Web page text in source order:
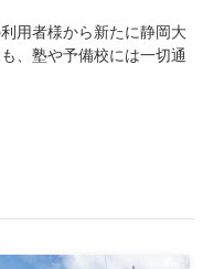
用者様から新たに静岡大
、塾や予備校には一切通